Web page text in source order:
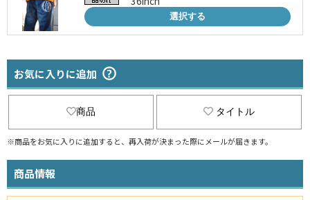
選択する
お気に入りに追加
商品 タイトル
※商品をお気に入りに追加すると、再入荷が決まった際にメールが届きます。
商品情報